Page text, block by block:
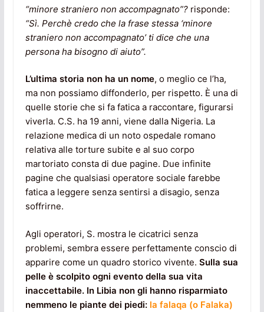
“minore straniero non accompagnato”?risponde:
“Sì. Perchè credo che la frase stessa ‘minore
straniero non accompagnato’ ti dice che una
persona ha bisogno di aiuto”.
L’ultima storia non ha un nome, o meglio ce l’ha,
ma non possiamo diffonderlo, per rispetto. È una di
quelle storie che si fa fatica a raccontare, figurarsi
viverla. C.S. ha 19 anni, viene dalla Nigeria. La
relazione medica di un noto ospedale romano
relativa alle torture subite e al suo corpo
martoriato consta di due pagine. Due infinite
pagine che qualsiasi operatore sociale farebbe
fatica a leggere senza sentirsi a disagio, senza
soffrirne.
Agli operatori, S. mostra le cicatrici senza
problemi, sembra essere perfettamente conscio di
apparire come un quadro storico vivente. Sulla sua
pelle è scolpito ogni evento della sua vita
inaccettabile. In Libia non gli hanno risparmiato
nemmeno le piante dei piedi: la falaqa (o Falaka)